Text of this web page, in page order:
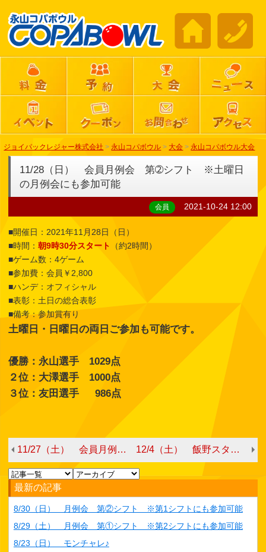
ジョイパックレジャー株式会社 > 永山コパボウル > 大会 > 永山コパボウル大会
11/28（日） 会員月例会 第➁シフト ※土曜日
の月例会にも参加可能
会員 2021-10-24 12:00
■開催日：2021年11月28日（日）
■時間： 朝9時30分スタート
（約2時間）
■ゲーム数：4ゲーム
■参加費：会員￥2,800
■ハンデ：オフィシャル
■表彰：土日の総合表彰
■備考：参加賞有り
土曜日・日曜日の両日ご参加も可能です。
優勝：永山選手 1029点
２位：大澤選手 1000点
３位：友田選手 986点
11/27（土） 会員月例会 第①シフト ※日曜日の月例会にも参加可能 12/4（土） 飯野スタッフチャレンジ
最新の記事
8/30（日） 月例会 第②シフト ※第1シフトにも参加可能
8/29（土） 月例会 第①シフト ※第2シフトにも参加可能
8/23（日） モンチャレ♪